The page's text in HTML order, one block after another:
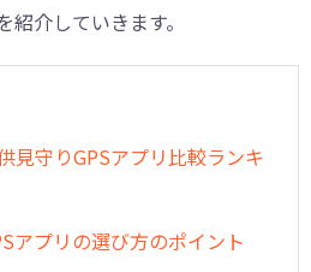
紹介していきます。
見守りGPSアプリ比較ランキ
アプリの選び方のポイント